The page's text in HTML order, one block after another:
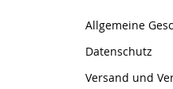
Allgemeine
Datenschutz
Versand und